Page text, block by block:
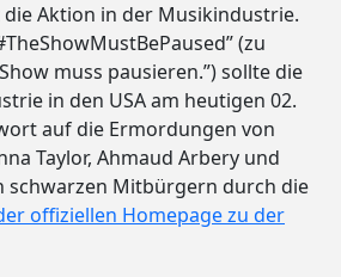
Aktion in der Musikindustrie.
(zu
muss pausieren.”) sollte die
in den USA am heutigen 02.
auf die Ermordungen von
Taylor, Ahmaud Arbery und
schwarzen Mitbürgern durch die
offiziellen Homepage zu der